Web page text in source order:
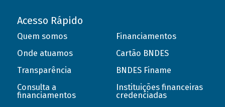
Acesso Rápido
Quem somos
Onde atuamos
Transparência
Consulta a
financiamentos
Financiamentos
Cartão BNDES
BNDES Finame
Instituições financeiras
credenciadas